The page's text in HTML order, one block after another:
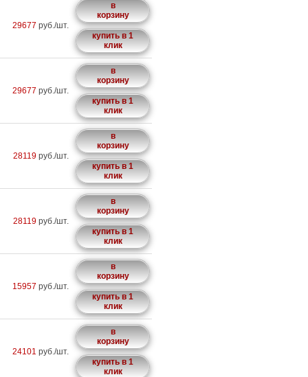
29677 руб./шт.
в
корзину
купить в 1
клик
29677 руб./шт.
в
корзину
купить в 1
клик
28119руб./шт.
в
корзину
купить в 1
клик
28119руб./шт.
в
корзину
купить в 1
клик
15957 руб./шт.
в
корзину
купить в 1
клик
24101 руб./шт.
в
корзину
купить в 1
клик